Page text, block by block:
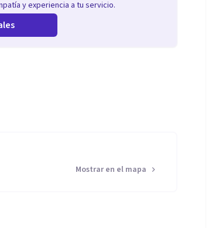
y experiencia a tu servicio.
Mostrar en el mapa